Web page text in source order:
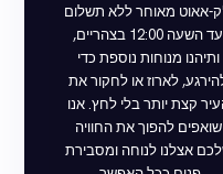
אאוט מאוחר ללא תשלום
עד השעה 12:00 בצהריים,
ותיהנו מנוחות נוספת כדי
לארוז או לחקור את
קצת יותר בלי לחץ. אנו
שואפים להפוך את החוויה
אצלנו לנוחה ומסבירת